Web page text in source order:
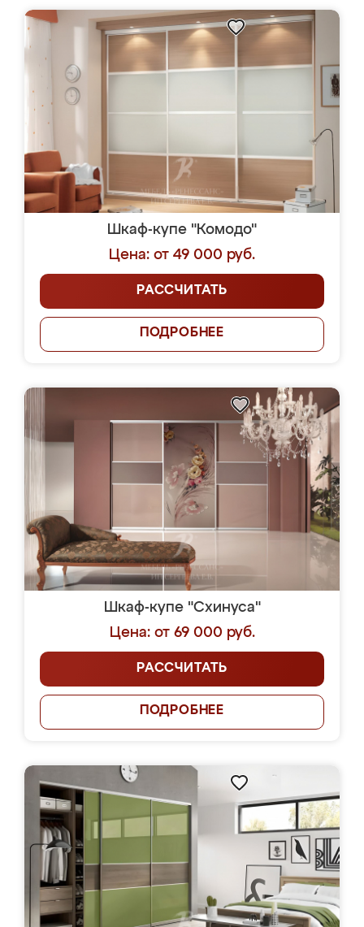
Шкаф-купе "Комодо"
Цена: от 49 000 руб.
РАССЧИТАТЬ
ПОДРОБНЕЕ
Шкаф-купе "Схинуса"
Цена: от 69 000 руб.
РАССЧИТАТЬ
ПОДРОБНЕЕ